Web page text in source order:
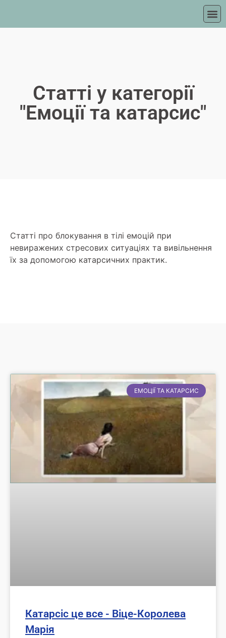
Статті у категорії
"Емоції та катарсис"
Статті про блокування в тілі емоцій при
невиражених стресових ситуаціях та вивільнення
їх за допомогою катарсичних практик.
ЕМОЦІЇ ТА КАТАРСИС
Катарсіс це все - Віце-Королева
Марія